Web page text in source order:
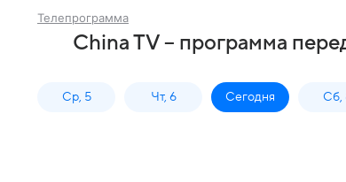
Телепрограмма
China TV – программа
Ср, 5 Чт, 6 Сегодня Сб,